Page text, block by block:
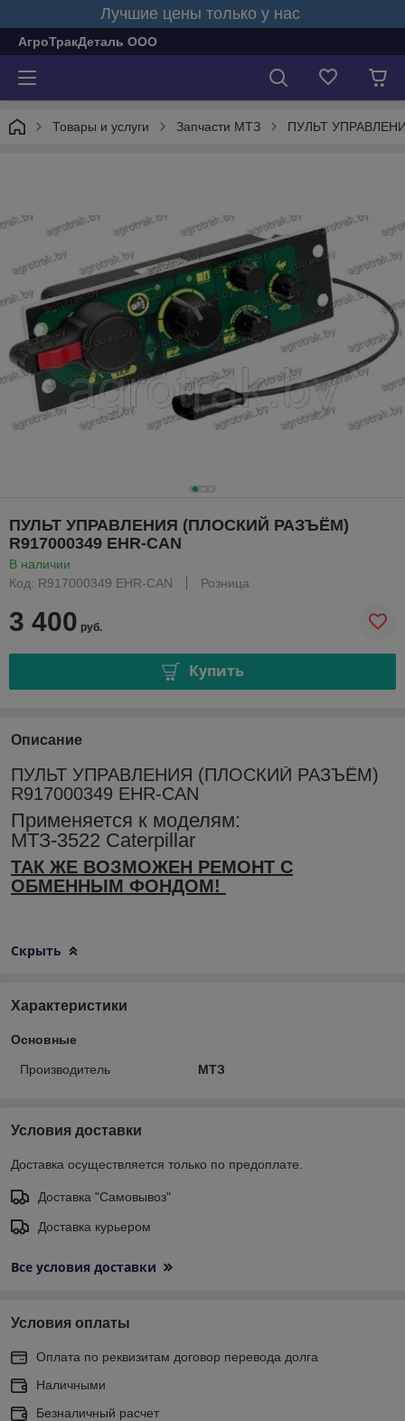
Лучшие цены только у нас
АгроТракДеталь ООО
Товары и услуги Запчасти МТЗ ПУЛЬТ
ПУЛЬТ УПРАВЛЕНИЯ (ПЛОСКИЙ РАЗЪЁМ)
R917000349 EHR-CAN
В наличии
Код: R917000349 EHR-CAN
Розница
3 400 руб.
Купить
Описание
ПУЛЬТ УПРАВЛЕНИЯ (ПЛОСКИЙ РАЗЪЁМ)
R917000349 EHR-CAN
Применяется к моделям:
МТЗ-3522 Caterpillar
ТАК ЖЕ ВОЗМОЖЕН РЕМОНТ С
ОБМЕННЫМ ФОНДОМ!
Скрыть
Характеристики
Основные
Производитель МТЗ
Условия доставки
Доставка осуществляется только по предоплате.
Доставка "Самовывоз"
Доставка курьером
Все условия доставки
Условия оплаты
Оплата по реквизитам договор перевода долга
Наличными
Безналичный расчет